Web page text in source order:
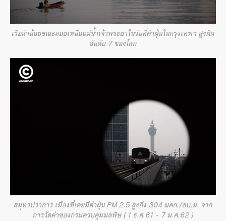
เรือลำน้อยขณะลอยเหนือแม่น้ำเจ้าพระยาในวันที่ค่าฝุ่นในกรุงเทพฯ สูงติด
อันดับ 7 ของโลก
สมุทรปราการ เมืองที่เคยมีค่าฝุ่น PM 2.5 สูงถึง 304 มคก./ลบ.ม. จาก
การวัดค่าของกรมควบคุมมลพิษ ( 1 ธ.ค.61 – 7 ม.ค.62 )